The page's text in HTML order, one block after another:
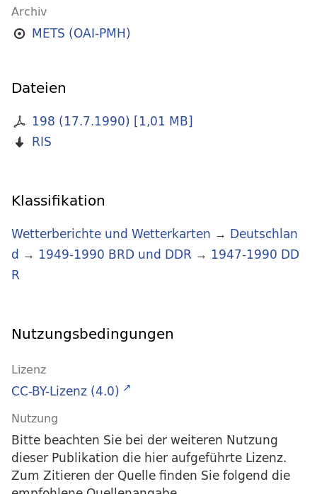
Archiv
METS (OAI-PMH)
Dateien
198 (17.7.1990) [1,01 MB]
RIS
Klassifikation
Wetterberichte und Wetterkarten → Deutschlan
d → 1949-1990 BRD und DDR → 1947-1990 DD
R
Nutzungsbedingungen
Lizenz
CC-BY-Lizenz (4.0)
Nutzung
Bitte beachten Sie bei der weiteren Nutzung
dieser Publikation die hier aufgeführte Lizenz.
Zum Zitieren der Quelle finden Sie folgend die